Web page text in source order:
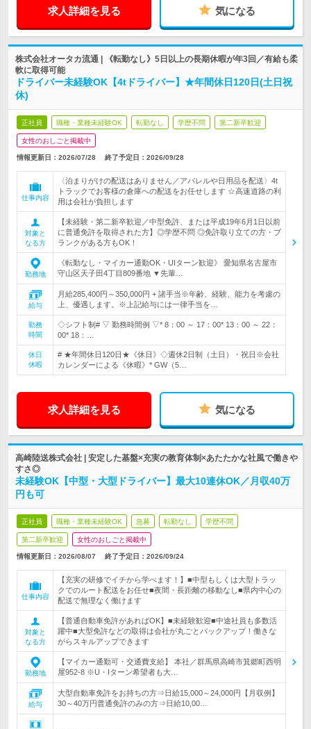
求人詳細を見る 気になる
株式会社オータカ流通 | 《転勤なし》5日以上の長期休暇が年3回／有給も柔
軟に取得可能
ドライバー未経験OK【4tドライバー】★年間休日120日(土日祝
休)
正社員 職種・業種未経験OK 転勤なし 学歴不問 第二新卒歓迎
女性のおしごと掲載中
情報更新日：2026/07/28 終了予定日： 2026/09/28
仕事内容
〈泊まりがけの配送はありません／アパレルや日用品を配送〉4t
トラックでお客様の倉庫への配送をお任せします ☆高速道路の利
用は会社が負担します
対象と
なる方
【未経験・第二新卒歓迎／中型免許、または平成19年6月1日以前
に普通免許を取得された方】◎学歴不問 ◎免許取り立ての方・ブ
ランクがある方もOK！
勤務地
《転勤なし・マイカー通勤OK・UIターン歓迎》 愛知県名古屋市
守山区天子田4丁目809番地 ▼先輩…
給与
月給285,400円～350,000円 + 諸手当※年齢、経験、能力を考慮の
上、優遇します。※上記給与には一律手当を…
勤務
時間
◇シフト制# ▽ 勤務時間例 ▽* 8：00 ～ 17：00* 13：00 ～ 22：
00* 18：…
休日
休暇
# ★年間休日120日★《休日》◇週休2日制（土日）・祝日※会社
カレンダーによる《休暇》* GW（5…
求人詳細を見る 気になる
高崎陸送株式会社 | 安定した基盤×充実の教育体制×あたたかな社風で働きや
すさ◎
未経験OK【中型・大型ドライバー】最大10連休OK／月収40万
円も可
正社員 職種・業種未経験OK 急募 転勤なし 学歴不問
第二新卒歓迎 女性のおしごと掲載中
情報更新日：2026/08/07 終了予定日： 2026/09/24
仕事内容
【充実の研修でイチから学べます！】■中型もしくは大型トラッ
クでのルート配送をお任せ■夜間・長距離の移動なし■県内中心の
配送で無理なく働けます
対象と
なる方
【普通自動車免許があればOK】■未経験歓迎■中途社員も多数活
躍中■大型免許などの取得は会社が丸ごとバックアップ！働きな
がらスキルアップできます
勤務地
【マイカー通勤可・交通費支給】 本社／群馬県高崎市箕郷町西明
屋952-8 ※U・Iターン希望者も大…
給与
大型自動車免許をお持ちの方⇒日給15,000～24,000円【月収例】
30～40万円普通免許のみの方⇒日給10,00…